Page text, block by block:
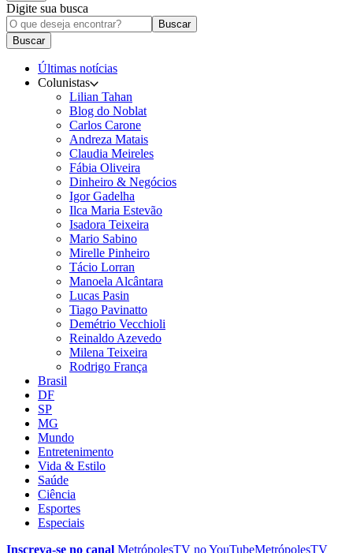
Digite sua busca
Buscar
Buscar
Últimas notícias
Colunistas
Lilian Tahan
Blog do Noblat
Carlos Carone
Andreza Matais
Claudia Meireles
Fábia Oliveira
Dinheiro & Negócios
Igor Gadelha
Ilca Maria Estevão
Isadora Teixeira
Mario Sabino
Mirelle Pinheiro
Tácio Lorran
Manoela Alcântara
Lucas Pasin
Tiago Pavinatto
Demétrio Vecchioli
Reinaldo Azevedo
Milena Teixeira
Rodrigo França
Brasil
DF
SP
MG
Mundo
Entretenimento
Vida & Estilo
Saúde
Ciência
Esportes
Especiais
Inscreva-se no canal MetrópolesTV noYouTubeMetrópolesTV